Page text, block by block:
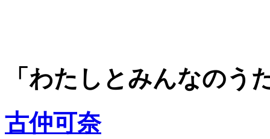
「わたしとみんなのう
古仲可奈